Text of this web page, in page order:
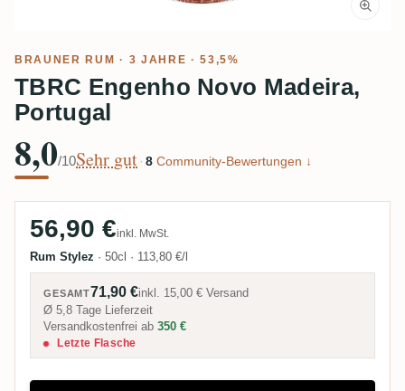
BRAUNER RUM · 3 JAHRE · 53,5%
TBRC Engenho Novo Madeira,
Portugal
8,0/10Sehr gut · 8 Community-Bewertungen ↓
56,90 €inkl. MwSt.
Rum Stylez · 50cl · 113,80 €/l
GESAMT71,90 €inkl. 15,00 € Versand
Ø 5,8 Tage Lieferzeit
Versandkostenfrei ab 350 €
Letzte Flasche